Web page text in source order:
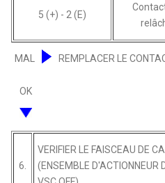
5 (+) - 2 (E)
MAL REMPLACER LE
OK
6.
VERIFIER LE FAISCEAU DE
(ENSEMBLE D'ACTIONNEUR